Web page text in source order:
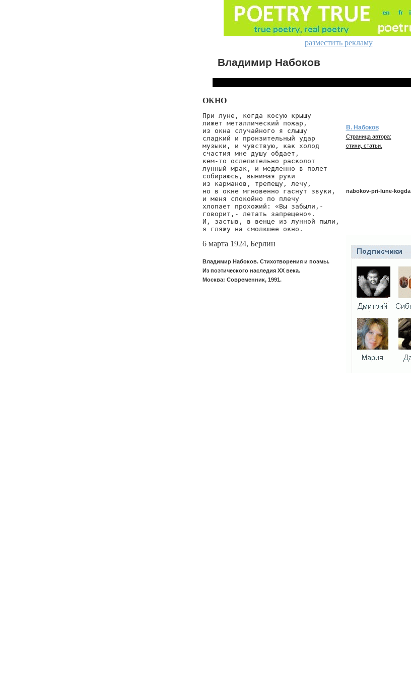
разместить рекламу
Владимир Набоков
ОКНО
При луне, когда косую крышу
лижет металлический пожар,
из окна случайного я слышу
сладкий и пронзительный удар
музыки, и чувствую, как холод
счастия мне душу обдает,
кем-то ослепительно расколот
лунный мрак, и медленно в полет
собираюсь, вынимая руки
из карманов, трепещу, лечу,
но в окне мгновенно гаснут звуки,
и меня спокойно по плечу
хлопает прохожий: «Вы забыли,-
говорит,- летать запрещено».
И, застыв, в венце из лунной пыли,
я гляжу на смолкшее окно.
6 марта 1924, Берлин
Владимир Набоков. Стихотворения и поэмы.
Из поэтического наследия XX века.
Москва: Современник, 1991.
В. Набоков
Страница автора:
стихи, статьи.
nabokov-pri-lune-kogda